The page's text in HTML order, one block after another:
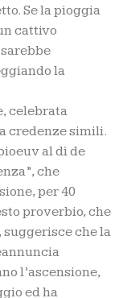
Se la pioggia
cattivo
la
celebrata
credenze simili.
al dì de
che
per 40
proverbio, che
suggerisce che la
l’ascensione,
ed ha